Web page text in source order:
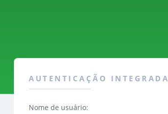
AUTENTICAÇÃO INTEGRADA
Nome de usuário: